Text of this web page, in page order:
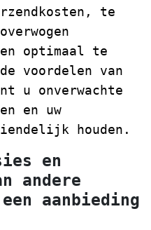
te
optimaal te
voordelen van
u onverwachte
en uw
houden.
en
andere
aanbieding